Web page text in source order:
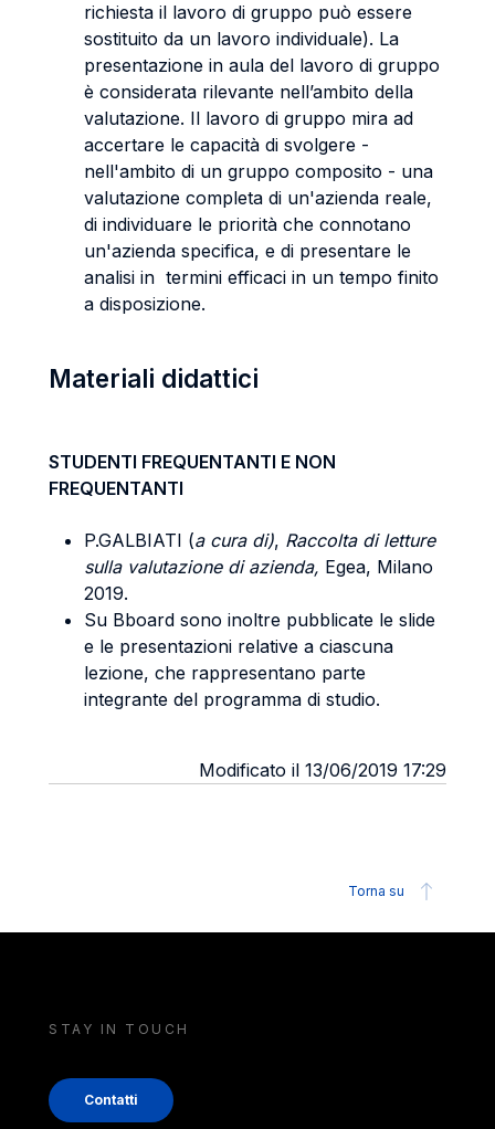
richiesta il lavoro di gruppo può essere
sostituito da un lavoro individuale). La
presentazione in aula del lavoro di gruppo
è considerata rilevante nell’ambito della
valutazione. Il lavoro di gruppo mira ad
accertare le capacità di svolgere -
nell'ambito di un gruppo composito - una
valutazione completa di un'azienda reale,
di individuare le priorità che connotano
un'azienda specifica, e di presentare le
analisi in termini efficaci in un tempo finito
a disposizione.
Materiali didattici
STUDENTI FREQUENTANTI E NON
FREQUENTANTI
P.GALBIATI (a cura di), Raccolta di letture
sulla valutazione di azienda, Egea, Milano
2019.
Su Bboard sono inoltre pubblicate le slide
e le presentazioni relative a ciascuna
lezione, che rappresentano parte
integrante del programma di studio.
Modificato il 13/06/2019 17:29
Torna su
STAY IN TOUCH
Contatti